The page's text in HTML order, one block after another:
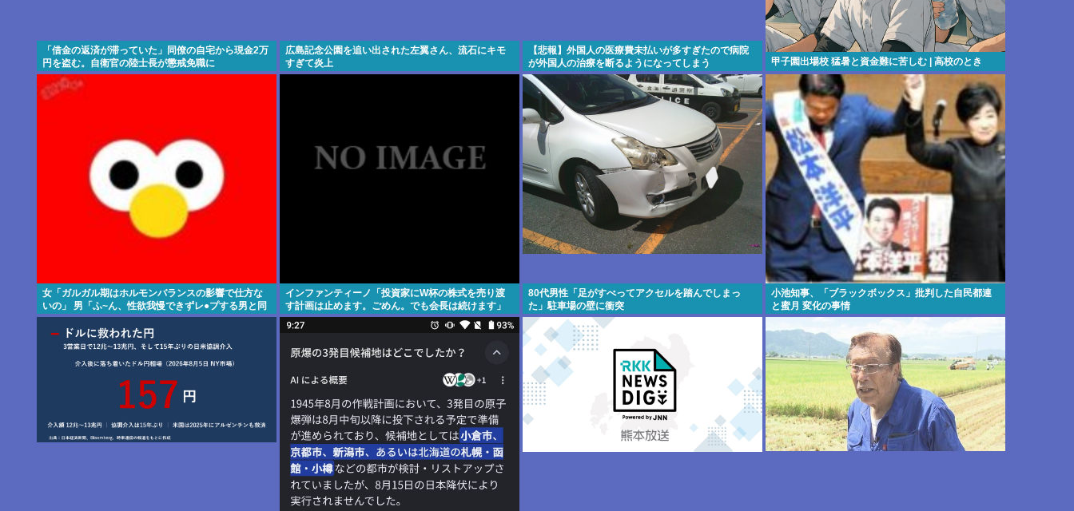
「借金の返済が滞っていた」同僚の自宅から現金2万
円を盗む。自衛官の陸士長が懲戒免職に
広島記念公園を追い出された左翼さん、流石にキモ
すぎて炎上
【悲報】外国人の医療費未払いが多すぎたので病院
が外国人の治療を断るようになってしまう
甲子園出場校 猛暑と資金難に苦しむ | 高校のとき
女「ガルガル期はホルモンバランスの影響で仕方な
いの」 男「ふ~ん、性欲我慢できずレ●プする男と同
じだね」
インファンティーノ「投資家にW杯の株式を売り渡
す計画は止めます。ごめん。でも会長は続けます」
80代男性「足がすべってアクセルを踏んでしまっ
た」駐車場の壁に衝突
小池知事、「ブラックボックス」批判した自民都連
と蜜月 変化の事情